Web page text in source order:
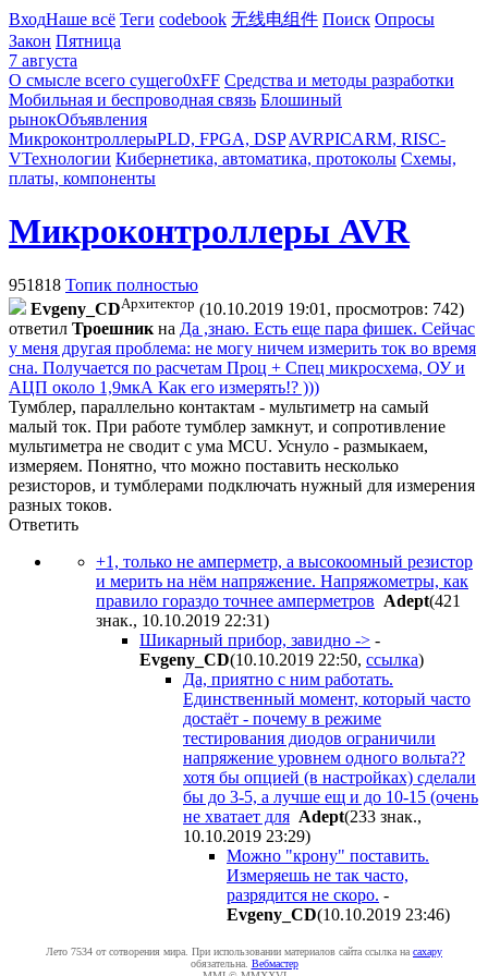
ВходНаше всё Теги codebook 无线电组件 Поиск Опросы
Закон Пятница
7 августа
О смысле всего сущего0xFF Средства и методы разработки
Мобильная и беспроводная связь Блошиный
рынокОбъявления
МикроконтроллерыPLD, FPGA, DSP AVRPICARM, RISC-
VТехнологии Кибернетика, автоматика, протоколы Схемы,
платы, компоненты
Микроконтроллеры AVR
951818 Топик полностью
Evgeny_CDАрхитектор (10.10.2019 19:01, просмотров: 742)
ответил Троешник на Да ,знаю. Есть еще пара фишек. Сейчас
у меня другая проблема: не могу ничем измерить ток во время
сна. Получается по расчетам Проц + Спец микросхема, ОУ и
АЦП около 1,9мкА Как его измерять!? )))
Тумблер, параллельно контактам - мультиметр на самый
малый ток. При работе тумблер замкнут, и сопротивление
мультиметра не сводит с ума MCU. Уснуло - размыкаем,
измеряем. Понятно, что можно поставить несколько
резисторов, и тумблерами подключать нужный для измерения
разных токов.
Ответить
+1, только не амперметр, а высокоомный резистор
и мерить на нём напряжение. Напряжометры, как
правило гораздо точнее амперметров Adept(421
знак., 10.10.2019 22:31)
Шикарный прибор, завидно -> -
Evgeny_CD(10.10.2019 22:50, ссылка)
Да, приятно с ним работать.
Единственный момент, который часто
достаёт - почему в режиме
тестирования диодов ограничили
напряжение уровнем одного вольта??
хотя бы опцией (в настройках) сделали
бы до 3-5, а лучше ещ и до 10-15 (очень
не хватает для Adept(233 знак.,
10.10.2019 23:29)
Можно "крону" поставить.
Измеряешь не так часто,
разрядится не скоро. -
Evgeny_CD(10.10.2019 23:46)
Лето 7534 от сотворения мира. При использовании материалов сайта ссылка на caxapу
обязательна. Вебмастер